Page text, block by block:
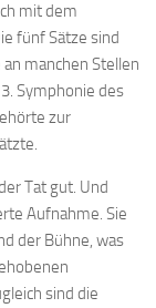
mit dem
fünf Sätze sind
manchen Stellen
Symphonie des
zur
Tat gut. Und
Aufnahme. Sie
der Bühne, was
sind die